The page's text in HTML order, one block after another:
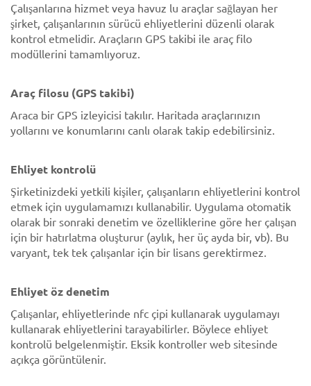
Çalışanlarına hizmet veya havuz lu araçlar sağlayan her
şirket, çalışanlarının sürücü ehliyetlerini düzenli olarak
kontrol etmelidir. Araçların GPS takibi ile araç filo
modüllerini tamamlıyoruz.
Araç filosu (GPS takibi)
Araca bir GPS izleyicisi takılır. Haritada araçlarınızın
yollarını ve konumlarını canlı olarak takip edebilirsiniz.
Ehliyet kontrolü
Şirketinizdeki yetkili kişiler, çalışanların ehliyetlerini kontrol
etmek için uygulamamızı kullanabilir. Uygulama otomatik
olarak bir sonraki denetim ve özelliklerine göre her çalışan
için bir hatırlatma oluşturur (aylık, her üç ayda bir, vb). Bu
varyant, tek tek çalışanlar için bir lisans gerektirmez.
Ehliyet öz denetim
Çalışanlar, ehliyetlerinde nfc çipi kullanarak uygulamayı
kullanarak ehliyetlerini tarayabilirler. Böylece ehliyet
kontrolü belgelenmiştir. Eksik kontroller web sitesinde
açıkça görüntülenir.